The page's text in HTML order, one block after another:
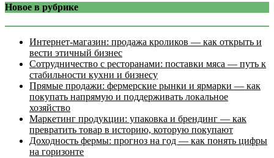
Новое в рубрике
Интернет‑магазин: продажа кроликов — как открыть и
вести этичный бизнес
Сотрудничество с ресторанами: поставки мяса — путь к
стабильности кухни и бизнесу
Прямые продажи: фермерские рынки и ярмарки — как
покупать напрямую и поддерживать локальное
хозяйство
Маркетинг продукции: упаковка и брендинг — как
превратить товар в историю, которую покупают
Доходность фермы: прогноз на год — как понять цифры
на горизонте